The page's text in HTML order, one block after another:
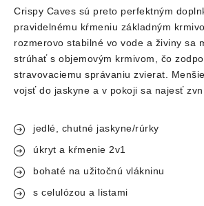
Crispy Caves sú preto perfektným
pravidelnému kŕmeniu základným
rozmerovo stabilné vo vode a živiny sa
strúhať s objemovým krmivom, čo
stravovaciemu správaniu zvierat.
vojsť do jaskyne a v pokoji sa najesť
jedlé, chutné jaskyne/rúrky
úkryt a kŕmenie 2v1
bohaté na užitočnú vlákninu
s celulózou a listami